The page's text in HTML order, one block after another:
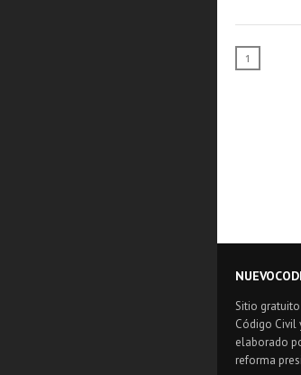
1
Sitio
Código Civil
elaborado
reforma